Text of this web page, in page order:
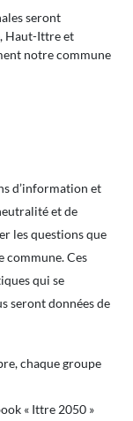
seront
Haut-Ittre et
notre commune
d’information et
et de
les questions que
commune. Ces
qui se
seront données de
chaque groupe
« Ittre 2050 »